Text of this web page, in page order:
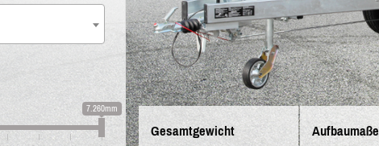
Gesamtgewicht
7.260mm